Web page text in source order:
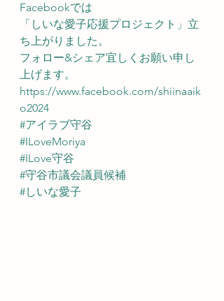
Facebookでは
「しいな愛子応援プロジェクト」立
ち上がりました。
フォロー&シェア宜しくお願い申し
上げます。
https://www.facebook.com/shiinaaik
o2024
#アイラブ守谷
#ILoveMoriya
#ILove守谷
#守谷市議会議員候補
#しいな愛子